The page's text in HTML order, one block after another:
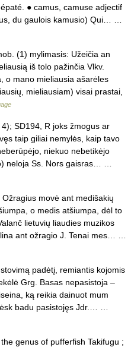
● camus, camuse adjectif
du gaulois kamusio) Qui… …
(1) mylimasis: Užeičia an
iš tolo pažinčia Vlkv.
o mano mieliausia ašarėles
mieliausiam) visai prastai,
SD194, R joks žmogus ar
taip giliai nemylės, kaip tavo
niekuo nebetikėjo
neloja Ss. Nors gaisras… …
movė ant medišakių
o medis atšiumpa, dėl to
lietuvių liaudies muzikos
ant ožragio J. Tenai mes… …
padėtį, remiantis kojomis
Grg. Basas nepasistoja –
ką reikia dainuot mum
badu pasistojęs Jdr.… …
genus of pufferfish Takifugu ;